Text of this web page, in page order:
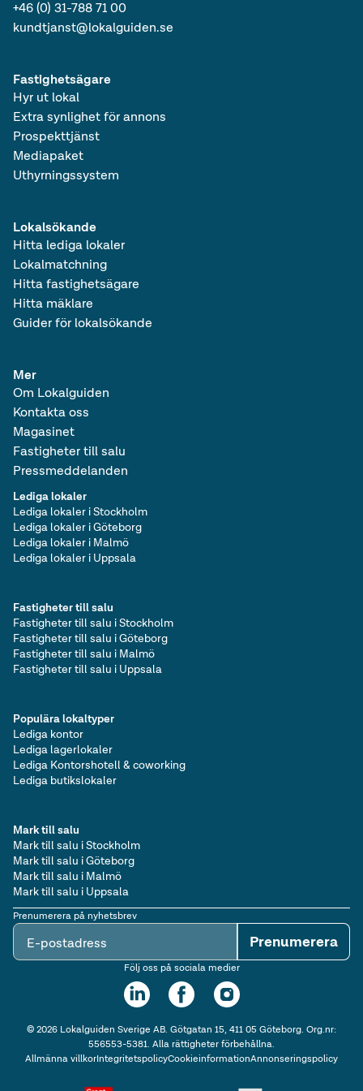
+46 (0) 31-788 71 00
kundtjanst@lokalguiden.se
Lokalsökande
Hitta lediga lokaler
Lokalmatchning
Hitta fastighetsägare
Hitta mäklare
Guider för lokalsökande
Fastighetsägare
Hyr ut lokal
Extra synlighet för annons
Prospekttjänst
Mediapaket
Uthyrningssystem
Mer
Om Lokalguiden
Kontakta oss
Magasinet
Fastigheter till salu
Pressmeddelanden
Lediga lokaler
Lediga lokaler i Stockholm
Lediga lokaler i Göteborg
Lediga lokaler i Malmö
Lediga lokaler i Uppsala
Populära lokaltyper
Lediga kontor
Lediga lagerlokaler
Lediga Kontorshotell & coworking
Lediga butikslokaler
Fastigheter till salu
Fastigheter till salu i Stockholm
Fastigheter till salu i Göteborg
Fastigheter till salu i Malmö
Fastigheter till salu i Uppsala
Mark till salu
Mark till salu i Stockholm
Mark till salu i Göteborg
Mark till salu i Malmö
Mark till salu i Uppsala
Prenumerera på nyhetsbrev
E-postadress Prenumerera
Följ oss på sociala medier
©2026Lokalguiden Sverige AB. Götgatan 15, 411 05 Göteborg. Org.nr:
556553-5381. Alla rättigheter förbehållna.
Allmänna villkorIntegritetspolicyCookieinformationAnnonseringspolicy